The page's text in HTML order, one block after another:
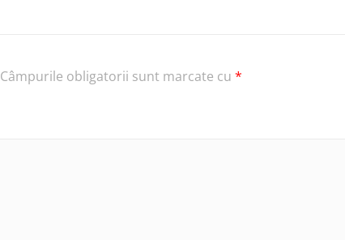
Câmpurile obligatorii sunt marcate cu *